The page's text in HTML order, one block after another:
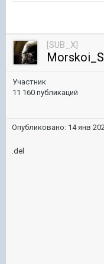
[SUB_X]
Участник
11 160 публикаций
Опубликовано: 14 янв
.del